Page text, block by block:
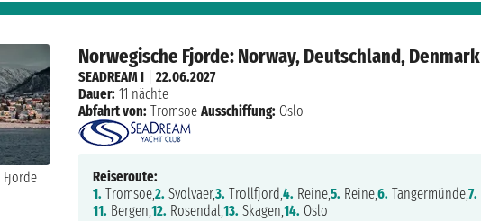
Norwegische Fjorde: Norway, Deutschland, Denmark
SEADREAM I |22.06.2027
Dauer: 11 nächte
Abfahrt von: Tromsoe Ausschiffung: Oslo
Reiseroute:
1. Tromsoe,2. Svolvaer,3. Trollfjord,4. Reine,5. Reine,6. Tangermünde,7.
11. Bergen,12. Rosendal,13. Skagen,14. Oslo